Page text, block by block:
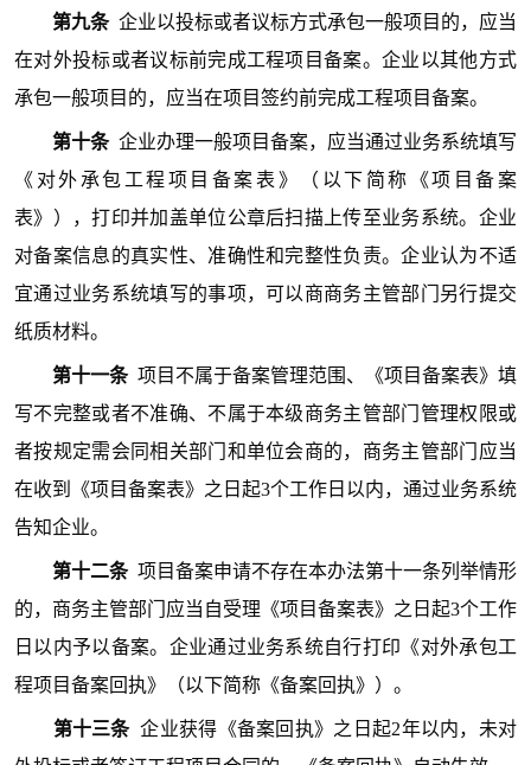
第九条 企业以投标或者议标方式承包一般项目的，应当
在对外投标或者议标前完成工程项目备案。企业以其他方式
承包一般项目的，应当在项目签约前完成工程项目备案。
第十条 企业办理一般项目备案，应当通过业务系统填写
《对外承包工程项目备案表》（以下简称《项目备案
表》），打印并加盖单位公章后扫描上传至业务系统。企业
对备案信息的真实性、准确性和完整性负责。企业认为不适
宜通过业务系统填写的事项，可以商商务主管部门另行提交
纸质材料。
第十一条 项目不属于备案管理范围、《项目备案表》填
写不完整或者不准确、不属于本级商务主管部门管理权限或
者按规定需会同相关部门和单位会商的，商务主管部门应当
在收到《项目备案表》之日起3个工作日以内，通过业务系统
告知企业。
第十二条 项目备案申请不存在本办法第十一条列举情形
的，商务主管部门应当自受理《项目备案表》之日起3个工作
日以内予以备案。企业通过业务系统自行打印《对外承包工
程项目备案回执》（以下简称《备案回执》）。
第十三条企业获得《备案回执》之日起2年以内，未对